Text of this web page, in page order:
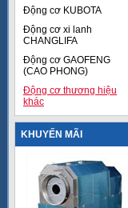
Động cơ KUBOTA
Động cơ xi lanh
CHANGLIFA
Động cơ GAOFENG
(CAO PHONG)
Động cơ thương hiệu
khác
KHUYẾN MÃI